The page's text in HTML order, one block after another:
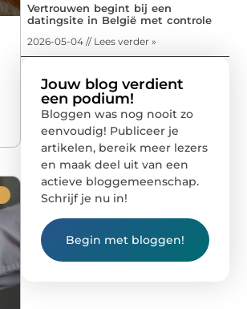
Vertrouwen begint bij een
datingsite in België met controle
2026-05-04 // Lees verder »
Jouw blog verdient
een podium!
Bloggen was nog nooit zo
eenvoudig! Publiceer je
artikelen, bereik meer lezers
en maak deel uit van een
actieve bloggemeenschap.
Schrijf je nu in!
Begin met bloggen!